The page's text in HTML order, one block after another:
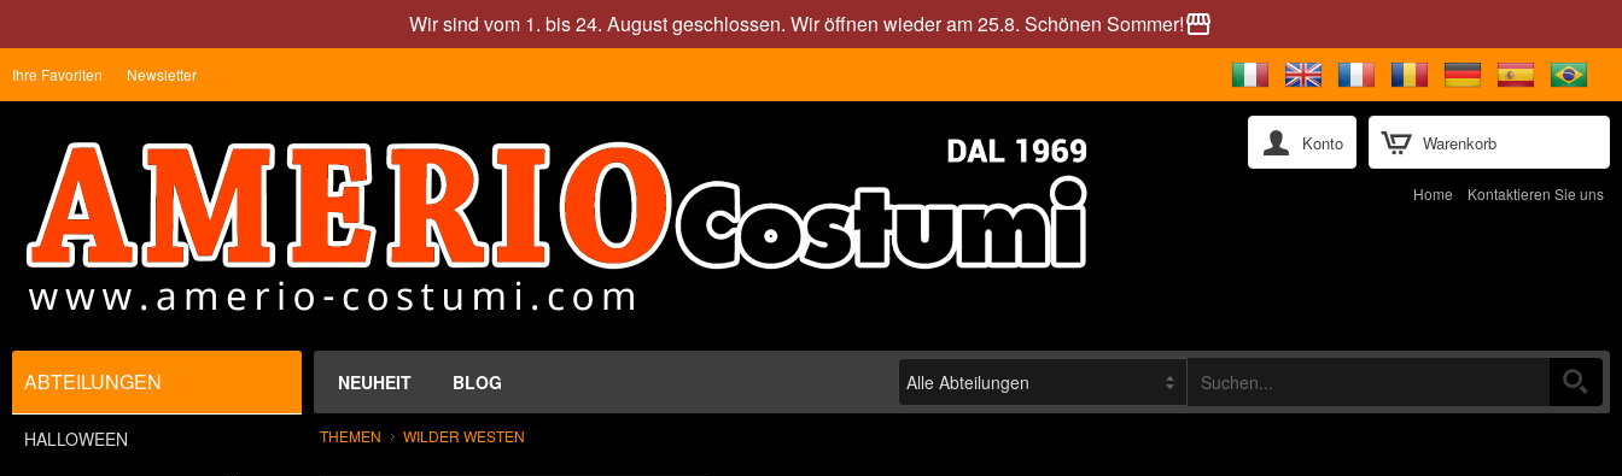
Wir sind vom 1. bis 24. August geschlossen. Wir öffnen wieder am 25.8. Schönen Sommer!storefront
Warenkorb
Ihre Favoriten Newsletter
Konto
Home Kontaktieren Sie uns
NEUHEIT BLOG
ABTEILUNGEN
HALLOWEEN THEMEN WILDER WESTEN